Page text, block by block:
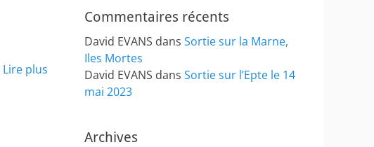
Lire plus
Commentaires récents
David EVANS dans Sortie sur la Marne,
Iles Mortes
David EVANS dans Sortie sur l’Epte le 14
mai 2023
Archives